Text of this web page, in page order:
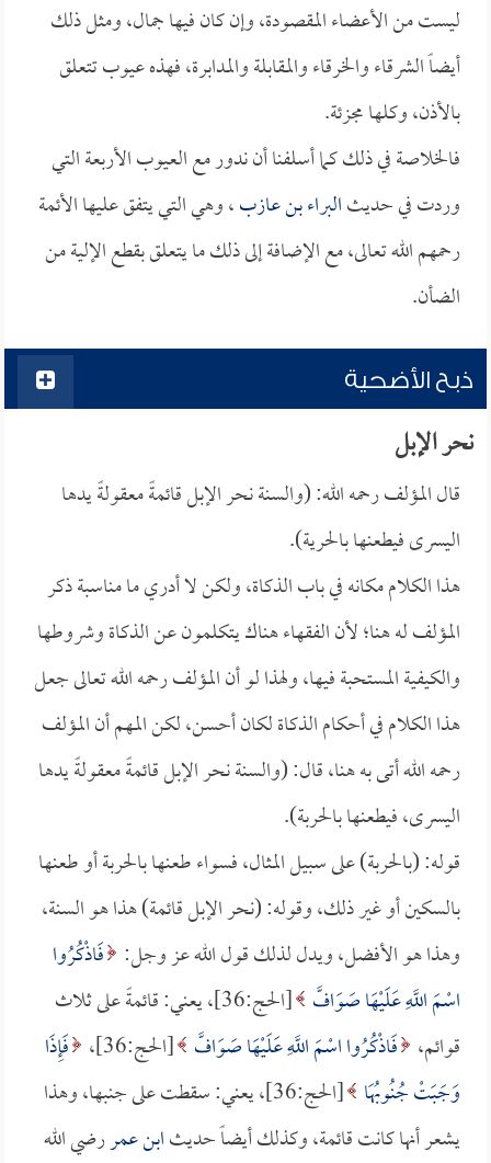
ليست من الأعضاء المقصودة، وإن كان فيها جمال، ومثل ذلك
أيضاً الشرقاء والخرقاء والمقابلة والمدابرة، فهذه عيوب تتعلق
بالأذن، وكلها مجزئة.
فالخلاصة في ذلك كما أسلفنا أن ندور مع العيوب الأربعة التي
وردت في حديثالبراء بن عازب، وهي التي يتفق عليها الأئمة
رحمهم الله تعالى، مع الإضافة إلى ذلك ما يتعلق بقطع الإلية من
الضأن.
ذبح الأضحية
نحر الإبل
قال المؤلف رحمه الله: (والسنة نحر الإبل قائمةً معقولةً يدها
اليسرى فيطعنها بالحرية).
هذا الكلام مكانه في باب الذكاة، ولكن لا أدري ما مناسبة ذكر
المؤلف له هنا؛ لأن الفقهاء هناك يتكلمون عن الذكاة وشروطها
والكيفية المستحبة فيها، ولهذا لو أن المؤلف رحمه الله تعالى جعل
هذا الكلام في أحكام الذكاة لكان أحسن، لكن المهم أن المؤلف
رحمه الله أتى به هنا، قال: (والسنة نحر الإبل قائمةً معقولةً يدها
اليسرى، فيطعنها بالحربة).
قوله: (بالحربة) على سبيل المثال، فسواء طعنها بالحربة أو طعنها
بالسكين أو غير ذلك، وقوله: (نحر الإبل قائمة) هذا هو السنة،
وهذا هو الأفضل، ويدل لذلك قول الله عز وجل: فَاذْكُرُوا
اسْمَ اللَّهِ عَلَيْهَا صَوَافَّ
[الحج:36]، يعني: قائمةً على ثلاث
قوائم، فَاذْكُرُوا اسْمَ اللَّهِ عَلَيْهَا صَوَافَّ [الحج:36]،
فَإِذَا
وَجَبَتْ جُنُوبُهَا
[الحج:36]، يعني: سقطت على جنبها، وهذا
يشعر أنها كانت قائمة، وكذلك أيضاً حديثابن عمررضي الله